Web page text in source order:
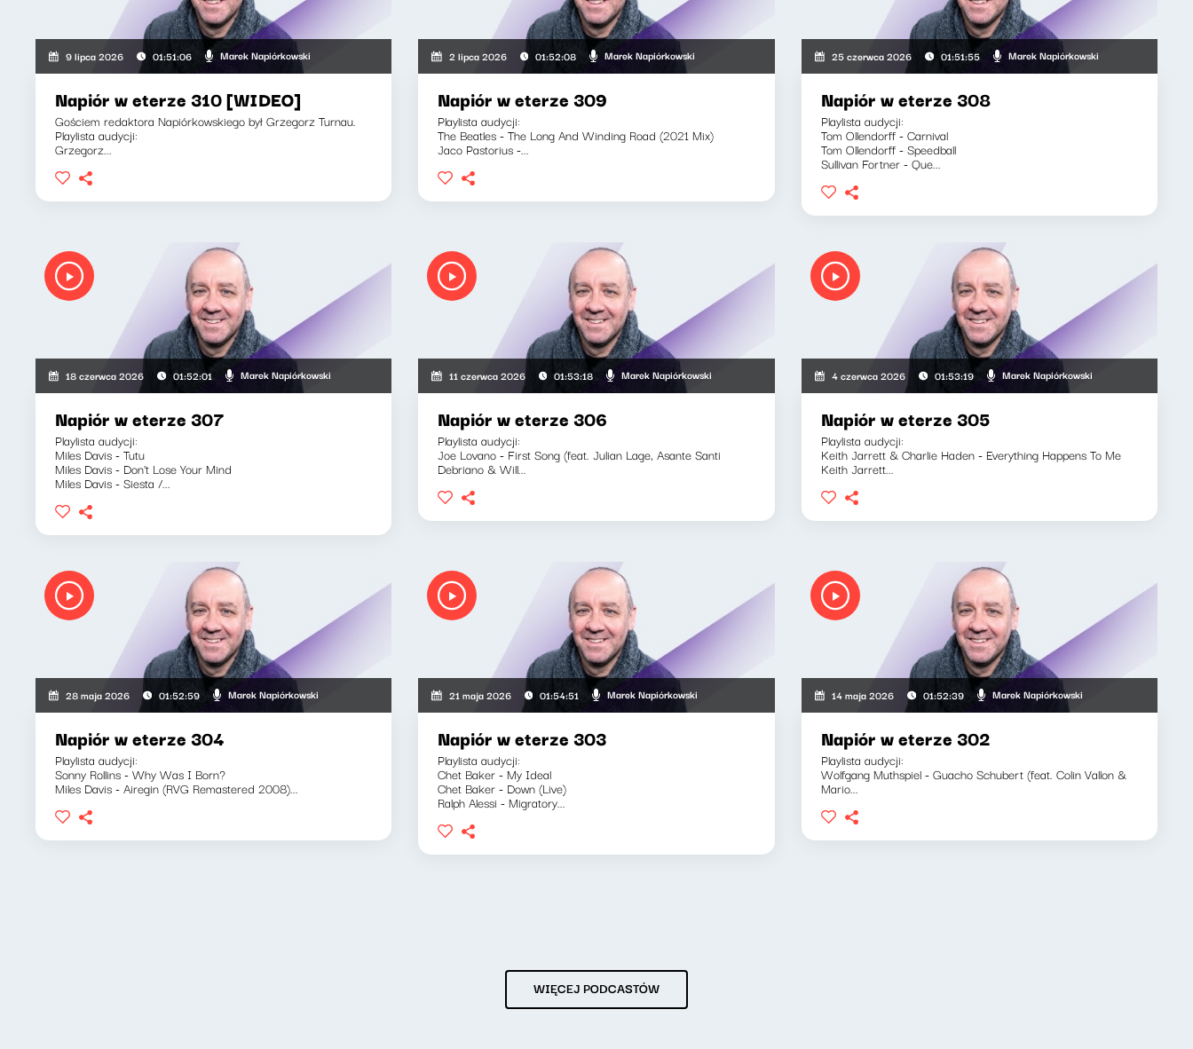
9 lipca 2026 01:51:06 Marek Napiórkowski
Napiór w eterze 310 [WIDEO]
Gościem redaktora Napiórkowskiego był Grzegorz Turnau.
Playlista audycji:
Grzegorz...
2 lipca 2026 01:52:08 Marek Napiórkowski
Napiór w eterze 309
Playlista audycji:
The Beatles - The Long And Winding Road (2021 Mix)
Jaco Pastorius -...
25 czerwca 2026 01:51:55 Marek Napiórkowski
Napiór w eterze 308
Playlista audycji:
Tom Ollendorff - Carnival
Tom Ollendorff - Speedball
Sullivan Fortner - Que...
18 czerwca 2026 01:52:01 Marek Napiórkowski
Napiór w eterze 307
Playlista audycji:
Miles Davis - Tutu
Miles Davis - Don't Lose Your Mind
Miles Davis - Siesta /...
11 czerwca 2026 01:53:18 Marek Napiórkowski
Napiór w eterze 306
Playlista audycji:
Joe Lovano - First Song (feat. Julian Lage, Asante Santi
Debriano & Will...
4 czerwca 2026 01:53:19 Marek Napiórkowski
Napiór w eterze 305
Playlista audycji:
Keith Jarrett & Charlie Haden - Everything Happens To Me
Keith Jarrett...
28 maja 2026 01:52:59 Marek Napiórkowski
Napiór w eterze 304
Playlista audycji:
Sonny Rollins - Why Was I Born?
Miles Davis - Airegin (RVG Remastered 2008)...
21 maja 2026 01:54:51 Marek Napiórkowski
Napiór w eterze 303
Playlista audycji:
Chet Baker - My Ideal
Chet Baker - Down (Live)
Ralph Alessi - Migratory...
14 maja 2026 01:52:39 Marek Napiórkowski
Napiór w eterze 302
Playlista audycji:
Wolfgang Muthspiel - Guacho Schubert (feat. Colin Vallon &
Mario...
WIĘCEJ PODCASTÓW